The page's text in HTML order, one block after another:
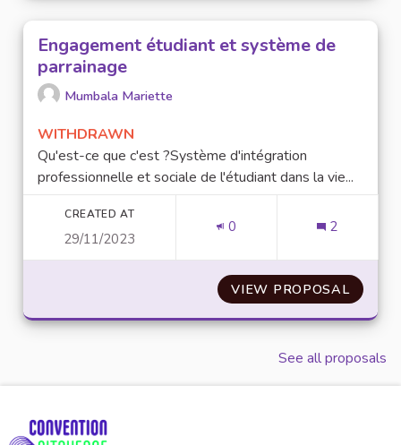
Engagement étudiant et système de
parrainage
Mumbala Mariette
WITHDRAWN
Qu'est-ce que c'est ?Système d'intégration
professionnelle et sociale de l'étudiant dans la vie...
CREATED AT
29/11/2023
0 2
VIEW PROPOSAL
See all proposals